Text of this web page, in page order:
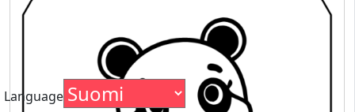
Language